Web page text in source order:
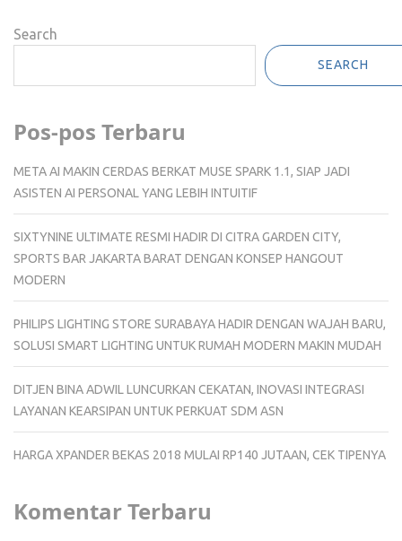
Search
SEARCH
Pos-pos Terbaru
META AI MAKIN CERDAS BERKAT MUSE SPARK 1.1, SIAP JADI
ASISTEN AI PERSONAL YANG LEBIH INTUITIF
SIXTYNINE ULTIMATE RESMI HADIR DI CITRA GARDEN CITY,
SPORTS BAR JAKARTA BARAT DENGAN KONSEP HANGOUT
MODERN
PHILIPS LIGHTING STORE SURABAYA HADIR DENGAN WAJAH BARU,
SOLUSI SMART LIGHTING UNTUK RUMAH MODERN MAKIN MUDAH
DITJEN BINA ADWIL LUNCURKAN CEKATAN, INOVASI INTEGRASI
LAYANAN KEARSIPAN UNTUK PERKUAT SDM ASN
HARGA XPANDER BEKAS 2018 MULAI RP140 JUTAAN, CEK TIPENYA
Komentar Terbaru